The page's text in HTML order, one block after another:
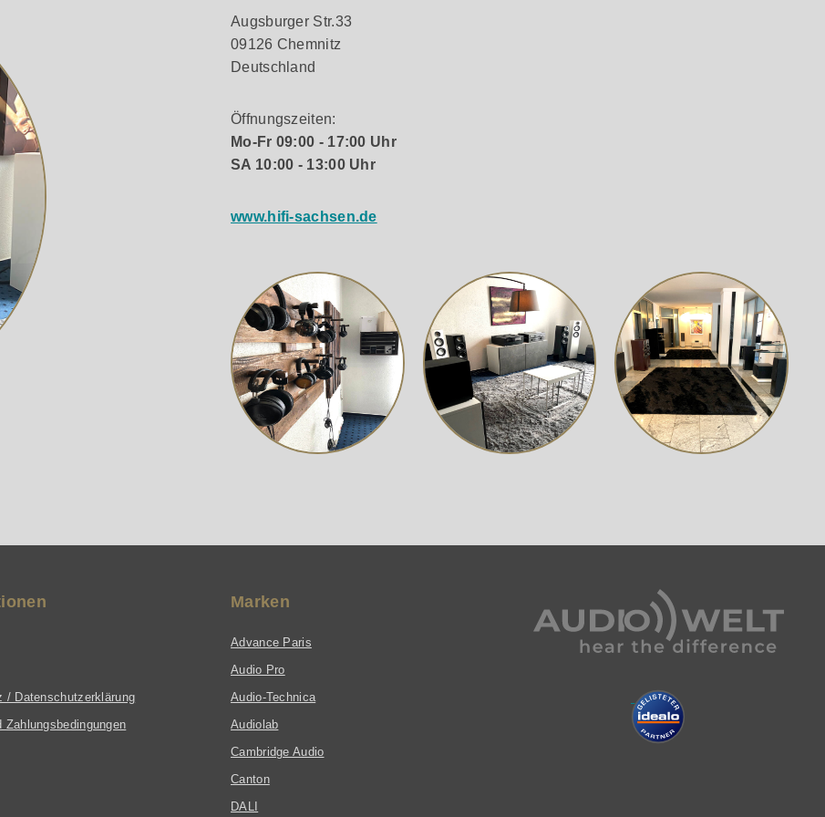
Augsburger Str.33
09126 Chemnitz
Deutschland
Öffnungszeiten:
Mo-Fr 09:00 - 17:00 Uhr
SA 10:00 - 13:00 Uhr
www.hifi-sachsen.de
/ Datenschutzerklärung
Zahlungsbedingungen
Marken
Advance Paris
Audio Pro
Audio-Technica
Audiolab
Cambridge Audio
Canton
DALI